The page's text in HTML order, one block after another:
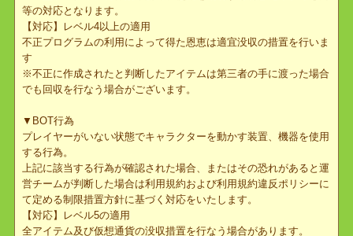
▼詐欺行為
相手を騙して不当にアイテムや仮想通貨を得る行為及び、トレード
機能やそれに類する機能にて事前に提示した取引金額と意図的に異
なる金額で出品し誤購入を促す行為。
【対応】レベル3以上の適用
※被害にあったアイテム・仮想通貨は状況により持ち主に返還でき
ない場合がございます。詐欺に合われないようご自衛に努めてくだ
さい。
▼不正プログラムの使用
当社が認めていない外部プログラムを使用し、データの改ざんや本
来の動作と異なる挙動をさせる行為